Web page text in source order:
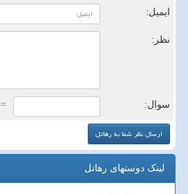
ایمیل:
نظر:
سوال: = ۴ بعلاوه ۲
لینک دوستهای رهاتل